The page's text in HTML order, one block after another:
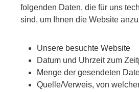
folgenden Daten, die für uns
sind, um Ihnen die Website
Unsere besuchte Website
Datum und Uhrzeit zum
Menge der gesendeten
Quelle/Verweis, von